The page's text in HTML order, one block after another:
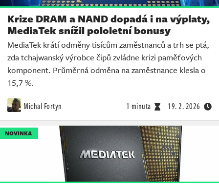
Krize DRAM a NAND dopadá i na výplaty,
MediaTek snížil pololetní bonusy
MediaTek krátí odměny tisícům zaměstnanců a trh se ptá,
zda tchajwanský výrobce čipů zvládne krizi paměťových
komponent. Průměrná odměna na zaměstnance klesla o
15,7 %.
Michal Fortyn 1 minuta 19. 2. 2026
NOVINKA